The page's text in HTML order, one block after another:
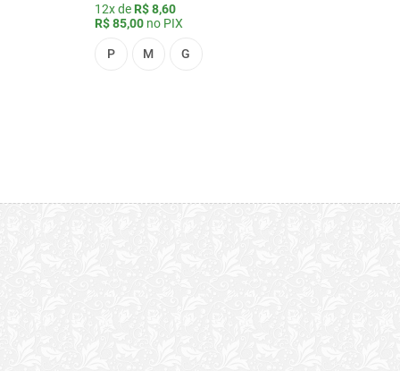
12x de R$ 8,60
R$ 85,00no PIX
P M G